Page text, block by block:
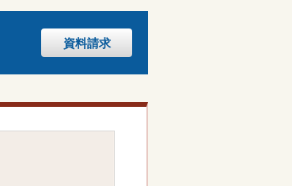
資料請求